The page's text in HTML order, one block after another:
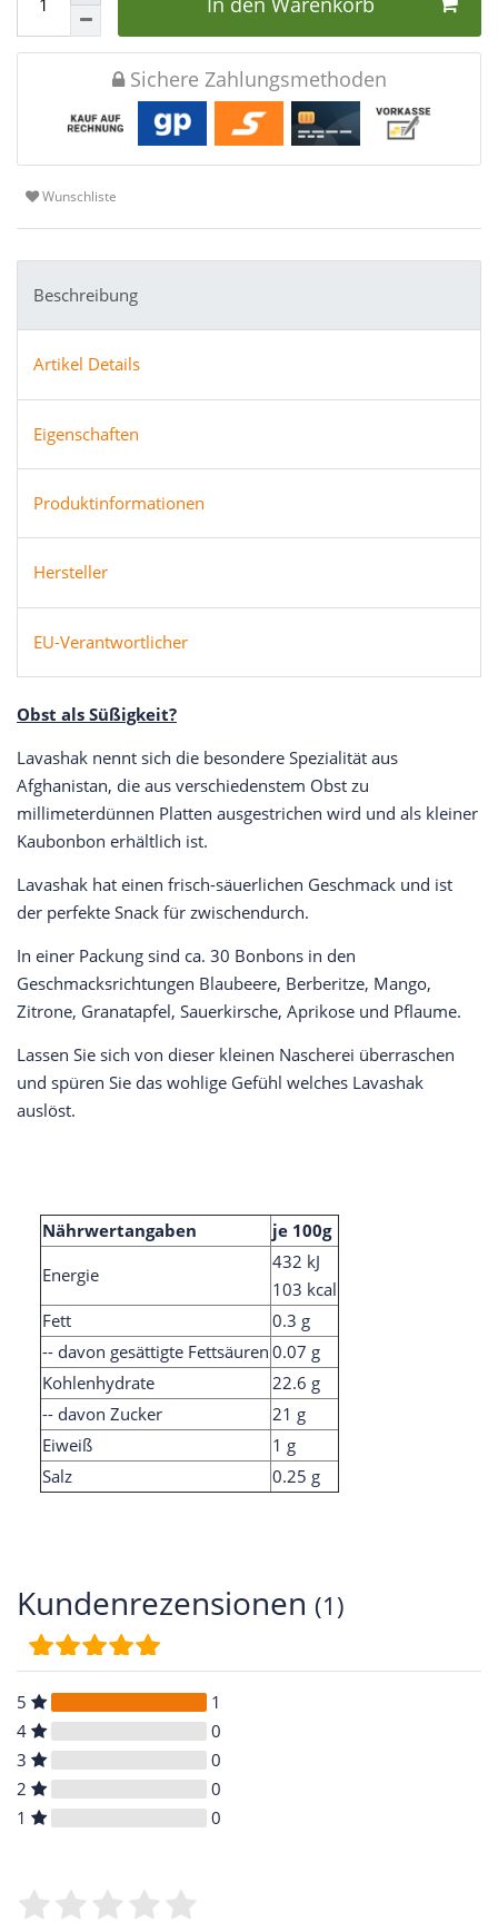
Sichere Zahlungsmethoden
Wunschliste
Beschreibung
Artikel Details
Eigenschaften
Produktinformationen
Hersteller
EU-Verantwortlicher
Obst als Süßigkeit?
Lavashak nennt sich die besondere Spezialität aus
Afghanistan, die aus verschiedenstem Obst zu
millimeterdünnen Platten ausgestrichen wird und als kleiner
Kaubonbon erhältlich ist.
Lavashak hat einen frisch-säuerlichen Geschmack und ist
der perfekte Snack für zwischendurch.
In einer Packung sind ca. 30 Bonbons in den
Geschmacksrichtungen Blaubeere, Berberitze, Mango,
Zitrone, Granatapfel, Sauerkirsche, Aprikose und Pflaume.
Lassen Sie sich von dieser kleinen Nascherei überraschen
und spüren Sie das wohlige Gefühl welches Lavashak
auslöst.
Nährwertangaben
je 100g
Energie
432 kJ
103 kcal
Fett
0.3 g
-- davon gesättigte Fettsäuren0.07 g
Kohlenhydrate
22.6 g
-- davon Zucker
21 g
Eiweiß
1 g
Salz
0.25 g
Kundenrezensionen (1)
5
1
4
0
3
0
2
0
1
0
Bewertungssterne
4
3
2
1